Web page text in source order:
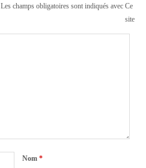
Les champs obligatoires sont indiqués avec
Nom*
Ce
site